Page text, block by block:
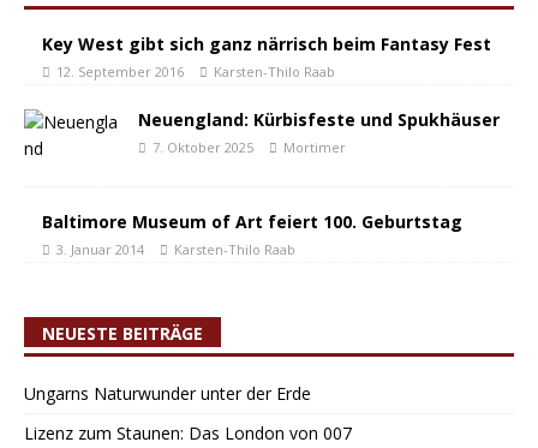
Key West gibt sich ganz närrisch beim Fantasy Fest
12. September 2016 Karsten-Thilo Raab
Neuengland: Kürbisfeste und Spukhäuser
7. Oktober 2025 Mortimer
Baltimore Museum of Art feiert 100. Geburtstag
3. Januar 2014 Karsten-Thilo Raab
NEUESTE BEITRÄGE
Ungarns Naturwunder unter der Erde
Lizenz zum Staunen: Das London von 007